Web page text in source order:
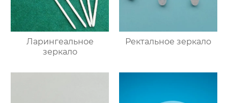
Ларингеальное
зеркало
Ректальное зеркало